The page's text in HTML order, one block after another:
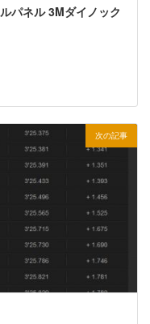
パネル 3Mダイノック
次の記事